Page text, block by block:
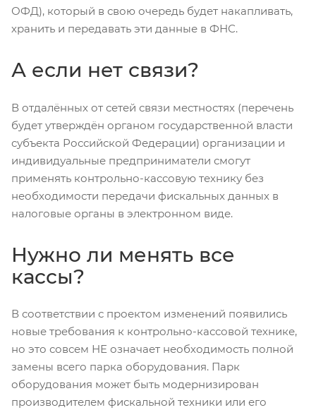
ОФД), который в свою очередь будет накапливать,
хранить и передавать эти данные в ФНС.
А если нет связи?
В отдалённых от сетей связи местностях (перечень
будет утверждён органом государственной власти
субъекта Российской Федерации) организации и
индивидуальные предприниматели смогут
применять контрольно-кассовую технику без
необходимости передачи фискальных данных в
налоговые органы в электронном виде.
Нужно ли менять все
кассы?
В соответствии с проектом изменений появились
новые требования к контрольно-кассовой технике,
но это совсем НЕ означает необходимость полной
замены всего парка оборудования. Парк
оборудования может быть модернизирован
производителем фискальной техники или его